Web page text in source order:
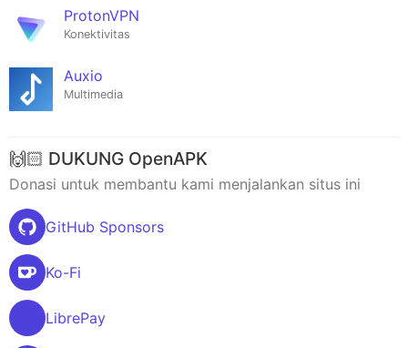
ProtonVPN
Konektivitas
Auxio
Multimedia
🙌🏻 DUKUNG OpenAPK
Donasi untuk membantu kami menjalankan situs ini
GitHub Sponsors
Ko-Fi
LibrePay